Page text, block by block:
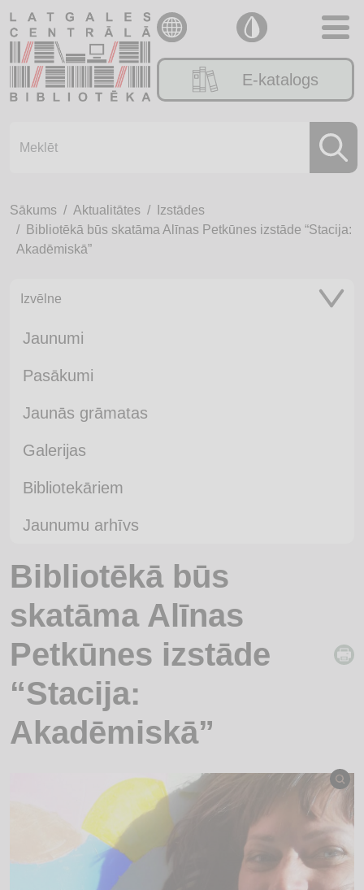
E-katalogs
Sākums Aktualitātes
Izstādes
Bibliotēkā būs skatāma Alīnas Petkūnes izstāde “Stacija:
Akadēmiskā”
Izvēlne
Jaunumi
Pasākumi
Jaunās grāmatas
Galerijas
Bibliotekāriem
Jaunumu arhīvs
Bibliotēkā būs
skatāma Alīnas
Petkūnes izstāde
“Stacija:
Akadēmiskā”